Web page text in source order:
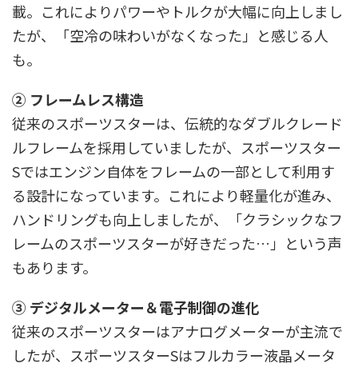
載。これによりパワーやトルクが大幅に向上しまし
たが、「空冷の味わいがなくなった」と感じる人
も。
② フレームレス構造
従来のスポーツスターは、伝統的なダブルクレード
ルフレームを採用していましたが、スポーツスター
Sではエンジン自体をフレームの一部として利用す
る設計になっています。これにより軽量化が進み、
ハンドリングも向上しましたが、「クラシックなフ
レームのスポーツスターが好きだった…」という声
もあります。
③ デジタルメーター＆電子制御の進化
従来のスポーツスターはアナログメーターが主流で
したが、スポーツスターSはフルカラー液晶メータ